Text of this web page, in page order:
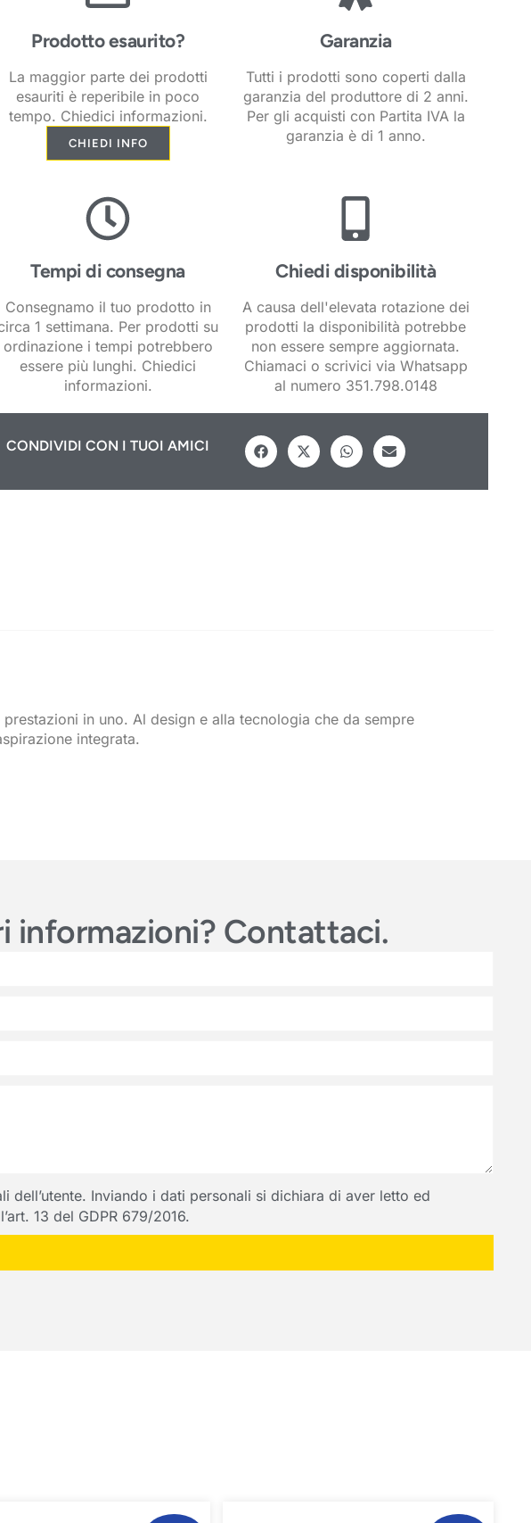
Prodotto esaurito?
La maggior parte dei prodotti
esauriti è reperibile in poco
tempo. Chiedici informazioni.
CHIEDI INFO
Garanzia
Tutti i prodotti sono coperti dalla
garanzia del produttore di 2 anni.
Per gli acquisti con Partita IVA la
garanzia è di 1 anno.
Tempi di consegna
Consegnamo il tuo prodotto in
1 settimana. Per prodotti su
ordinazione i tempi potrebbero
essere più lunghi. Chiedici
informazioni.
Chiedi disponibilità
A causa dell'elevata rotazione dei
prodotti la disponibilità potrebbe
non essere sempre aggiornata.
Chiamaci o scrivici via Whatsapp
al numero 351.798.0148
CONDIVIDI CON I TUOI AMICI
in uno. Al design e alla tecnologia che da sempre
integrata.
informazioni? Contattaci.
Inviando i dati personali si dichiara di aver letto ed
13 del GDPR 679/2016.